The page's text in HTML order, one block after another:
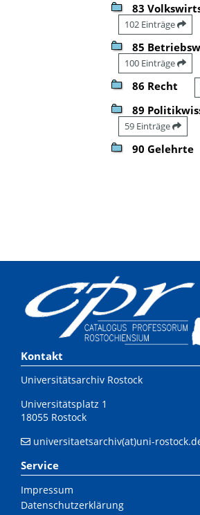
83
102 Einträge
85
100 Einträge
86 Recht
89
59 Einträge
90 Gelehrte
Kontakt
Universitätsarchiv Rostock
Universitätsplatz 1
18055 Rostock
universitaetsarchiv(at)uni-
Service
Impressum
Datenschutzerklärung